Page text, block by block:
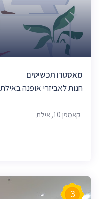
מאסטרו תכשיטים
חנות לאביזרי אופנה באילת
קאמפן 10, אילת
3